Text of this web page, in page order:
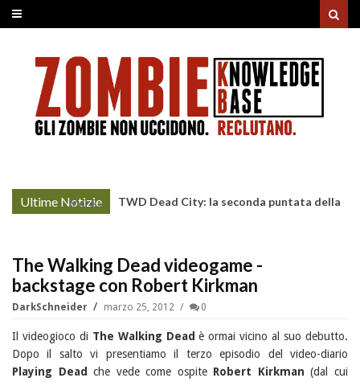
Ultime Notizie
More »
TWD Dead City: la seconda puntata della
The Walking Dead videogame -
backstage con Robert Kirkman
DarkSchneider marzo 25, 2012 0
Il videogioco di The Walking Dead è ormai vicino al suo debutto.
Dopo il salto vi presentiamo il terzo episodio del video-diario
Playing Dead che vede come ospite Robert Kirkman (dal cui